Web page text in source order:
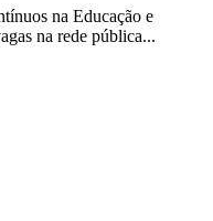
na Educação e
na rede pública...